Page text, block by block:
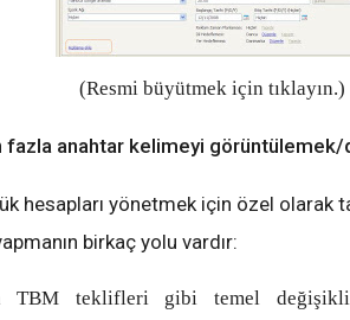
(Resmi büyütmek için tıklayın.)
anahtar kelimeyi
hesapları yönetmek için özel olarak
birkaç yolu vardır:
TBM teklifleri gibi temel